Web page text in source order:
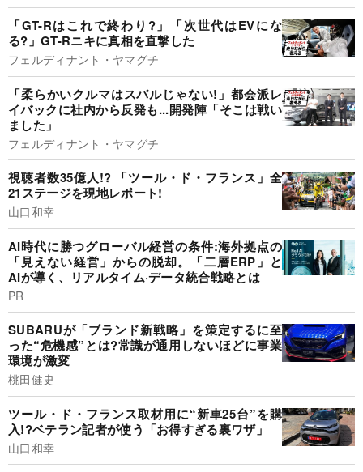
「GT-Rはこれで終わり?」「次世代はEVにな
る?」GT-Rニキに真相を直撃した
フェルディナント・ヤマグチ
「柔らかいクルマはスバルじゃない!」都会派レ
イバックに社内から反発も...開発陣「そこは戦い
ました」
フェルディナント・ヤマグチ
視聴者数35億人!? 「ツール・ド・フランス」全
21ステージを現地レポート!
山口和幸
AI時代に勝つグローバル経営の条件:海外拠点の
「見えない経営」からの脱却。「二層ERP」と
AIが導く、リアルタイム·データ統合戦略とは
PR
SUBARUが「ブランド新戦略」を策定するに至
った“危機感”とは?常識が通用しないほどに事業
環境が激変
桃田健史
ツール・ド・フランス取材用に“新車25台”を購
入!?ベテラン記者が使う「お得すぎる裏ワザ」
山口和幸